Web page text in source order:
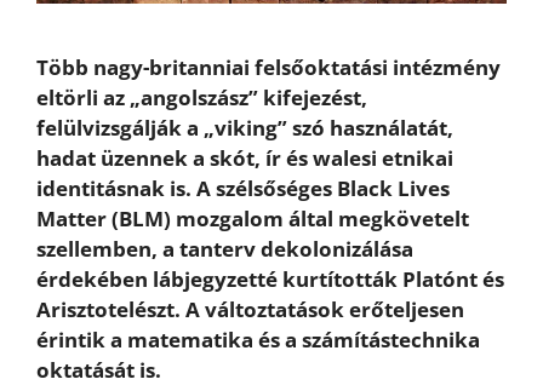
Több nagy-britanniai felsőoktatási intézmény
eltörli az „angolszász” kifejezést,
felülvizsgálják a „viking” szó használatát,
hadat üzennek a skót, ír és walesi etnikai
identitásnak is. A szélsőséges Black Lives
Matter (BLM) mozgalom által megkövetelt
szellemben, a tanterv dekolonizálása
érdekében lábjegyzetté kurtították Platónt és
Arisztotelészt. A változtatások erőteljesen
érintik a matematika és a számítástechnika
oktatását is.